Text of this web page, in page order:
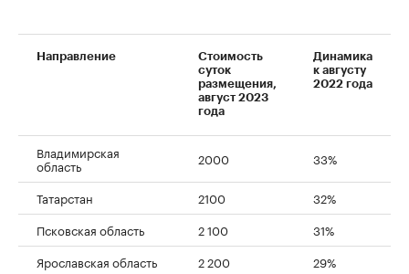
Направление
Стоимость
суток
размещения,
август 2023
года
Динамика
к августу
2022 года
Владимирская
область 2000 33%
Татарстан 2100
32%
Псковская область
2 100
31%
Ярославская область
2 200
29%